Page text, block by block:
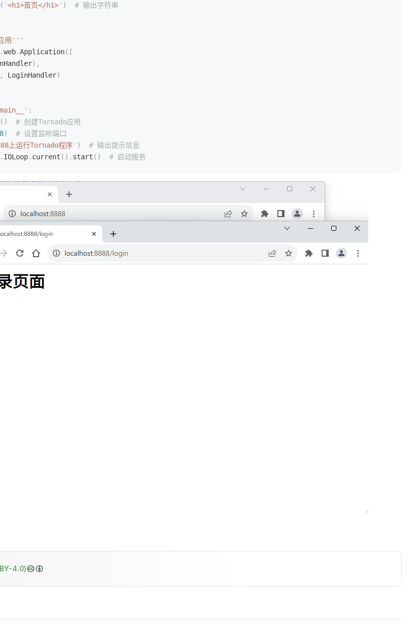
( '<h1>首页</h1>' )
  # 输出字符串
用 """
.web.Application([
),
, LoginHandler)
' :
()
  # 创建Tornado应用
)
  # 设置监听端口
上运行Tornado程序' )
  # 输出提示信息
. IOLoop. current (). start ()
  # 启动服务
4.0)